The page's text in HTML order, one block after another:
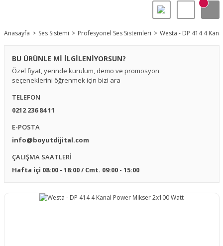
Anasayfa Ses Sistemi Profesyonel Ses Sistemleri Westa - DP 414 4
BU ÜRÜNLE Mİ İLGİLENİYORSUN?
Özel fiyat, yerinde kurulum, demo ve promosyon
seçeneklerini öğrenmek için bizi ara
TELEFON
0212 236 84 11
E-POSTA
info@boyutdijital.com
ÇALIŞMA SAATLERİ
Hafta içi 08:00 - 18:00 / Cmt. 09:00 - 15:00